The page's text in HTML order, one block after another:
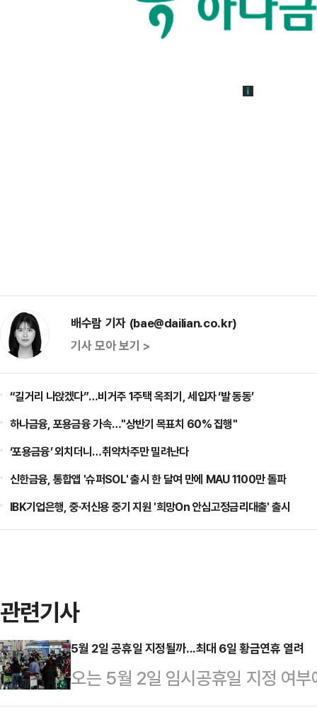
배수람 기자 (bae@dailian.co.kr)
기사 모아 보기 >
“길거리 나앉겠다”…비거주 1주택 옥죄기, 세입자 ‘발 동동’
하나금융, 포용금융 가속…"상반기 목표치 60% 집행"
‘포용금융’ 외치더니…취약차주만 밀려난다
신한금융, 통합앱 '슈퍼SOL' 출시 한 달여 만에 MAU 1100만 돌파
IBK기업은행, 중·저신용 중기 지원 '희망On 안심고정금리대출' 출시
관련기사
5월 2일 공휴일 지정될까...최대 6일 황금연휴 열려
오는 5월 2일 임시공휴일 지정 여
5일 어린이날이 부처님오신날과